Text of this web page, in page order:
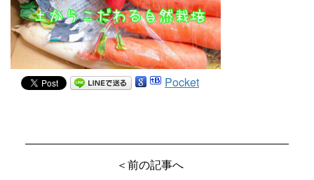
Pocket
＜前の記事へ